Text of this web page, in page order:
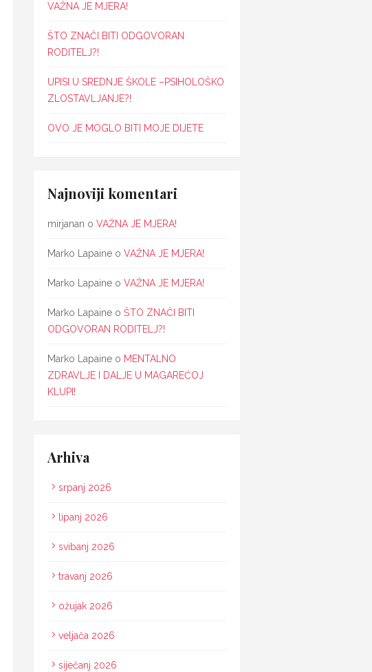
VAŽNA JE MJERA!
ŠTO ZNAČI BITI ODGOVORAN
RODITELJ?!
UPISI U SREDNJE ŠKOLE –PSIHOLOŠKO
ZLOSTAVLJANJE?!
OVO JE MOGLO BITI MOJE DIJETE
Najnoviji komentari
mirjanan o VAŽNA JE MJERA!
Marko Lapaine o VAŽNA JE MJERA!
Marko Lapaine o VAŽNA JE MJERA!
Marko Lapaine o ŠTO ZNAČI BITI
ODGOVORAN RODITELJ?!
Marko Lapaine o MENTALNO
ZDRAVLJE I DALJE U MAGAREĆOJ
KLUPI!
Arhiva
srpanj 2026
lipanj 2026
svibanj 2026
travanj 2026
ožujak 2026
veljača 2026
siječanj 2026